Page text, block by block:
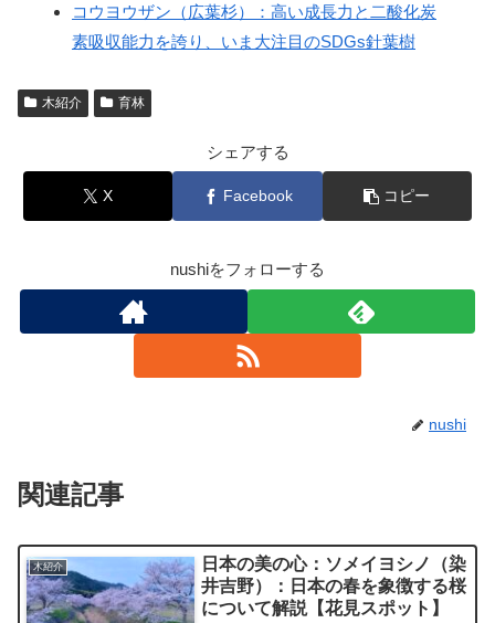
コウヨウザン（広葉杉）：高い成長力と二酸化炭
素吸収能力を誇り、いま大注目のSDGs針葉樹
木紹介 育林
シェアする
X Facebook コピー
nushiをフォローする
nushi
関連記事
木紹介
日本の美の心：ソメイヨシノ（染
井吉野）：日本の春を象徴する桜
について解説【花見スポット】